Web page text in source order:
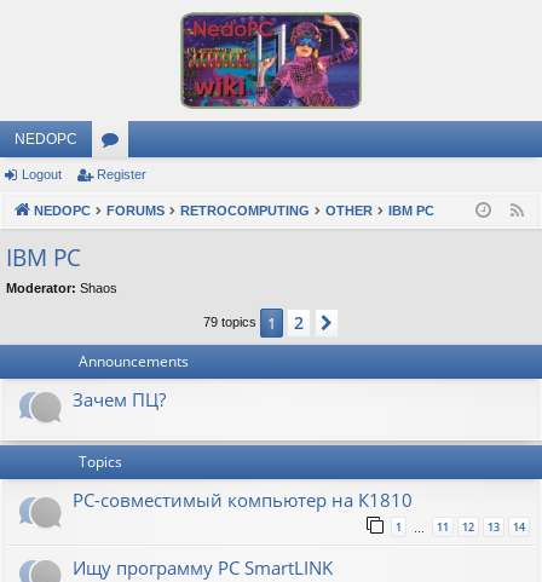
NEDOPC
or
u
s
Logout Register
NEDOPC FORUMS RETROCOMPUTING OTHER IBM PC
IBM PC
Moderator: Shaos
79 topics 1 2
Announcements
Зачем ПЦ?
Topics
PC-совместимый компьютер на К1810
1 … 11 12 13 14
Ищу программу PC SmartLINK